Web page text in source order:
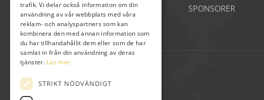
SPONSORER
trafik. Vi delar också information om din
användning av vår webbplats med våra
reklam- och analyspartners som kan
kombinera den med annan information som
du har tillhandahållit dem eller som de har
samlat in från din användning av deras
tjänster. Läs mer
STRIKT NÖDVÄNDIGT